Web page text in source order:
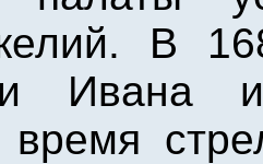
В
Ивана